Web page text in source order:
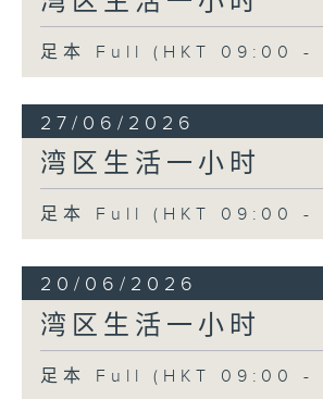
足本 Full (HKT 09:00 -
27/06/2026
湾区生活一小时
足本 Full (HKT 09:00 -
20/06/2026
湾区生活一小时
足本 Full (HKT 09:00 -